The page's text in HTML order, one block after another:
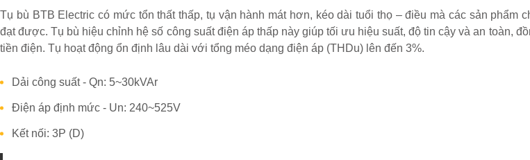
Tụ bù BTB Electric có mức tổn thất thấp, tụ vận hành mát hơn, kéo dài tuổi thọ – điều mà các sản phẩm
đạt được. Tụ bù hiệu chỉnh hệ số công suất điện áp thấp này giúp tối ưu hiệu suất, độ tin cậy và an toàn,
tiền điện. Tụ hoạt động ổn định lâu dài với tổng méo dạng điện áp (THDu) lên đến 3%.
Dải công suất - Qn: 5~30kVAr
Điện áp định mức - Un: 240~525V
Kết nối: 3P (D)